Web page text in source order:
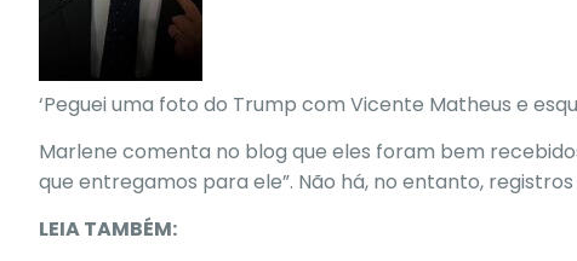
‘Peguei uma foto do Trump com Vicente Matheus e
Marlene comenta no blog que eles foram bem
que entregamos para ele”. Não há, no entanto,
LEIA TAMBÉM: